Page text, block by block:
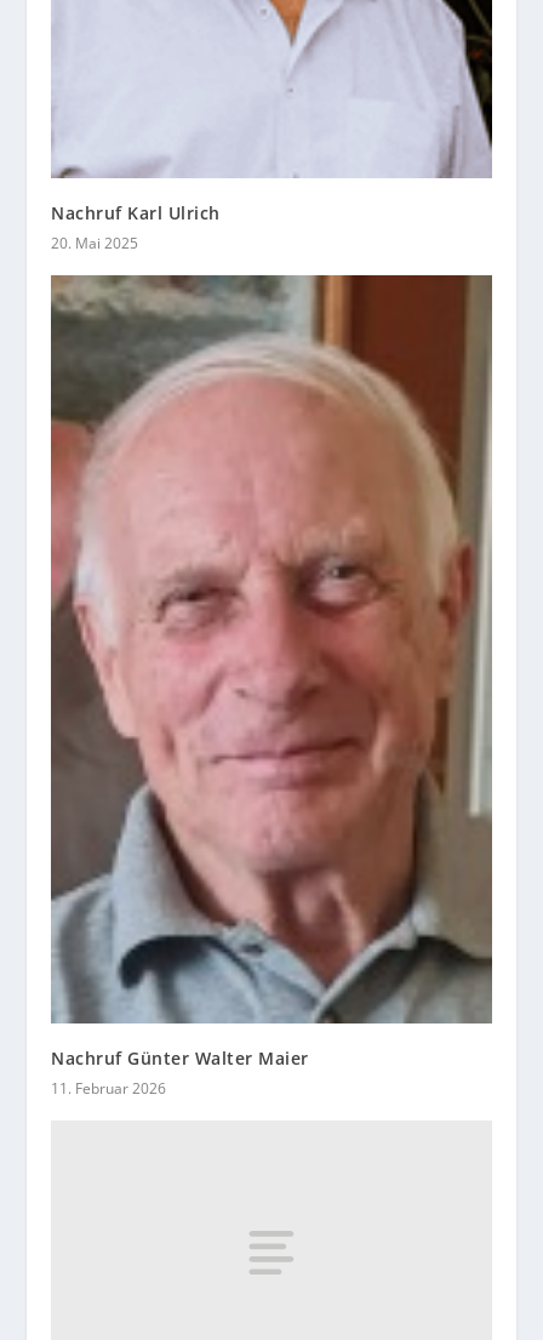
Nachruf Karl Ulrich
20. Mai 2025
Nachruf Günter Walter Maier
11. Februar 2026